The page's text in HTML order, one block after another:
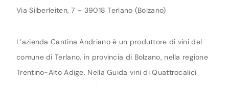
Via Silberleiten, 7 – 39018 Terlano (Bolzano)
L’azienda Cantina Andriano è un produttore di vini del
comune di Terlano, in provincia di Bolzano, nella regione
Trentino-Alto Adige. Nella Guida vini di Quattrocalici